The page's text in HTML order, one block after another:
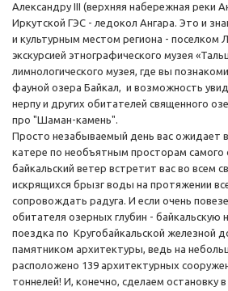
Александру III (верхняя набережная реки
Иркутской ГЭС - ледокол Ангара. Это и
и культурным местом региона - поселком
экскурсией этнографического музея
лимнологического музея, где вы
фауной озера Байкал, и возможность
нерпу и других обитателей священного
про "Шаман-камень".
Просто незабываемый день вас ожидает
катере по необъятным просторам самого
байкальский ветер встретит вас во всем
искрящихся брызг воды на протяжении
сопровождать радуга. И если очень
обитателя озерных глубин - байкальскую
поездка по Кругобайкальской железной
памятником архитектуры, ведь на
расположено 139 архитектурных
тоннелей! И, конечно, сделаем остановку